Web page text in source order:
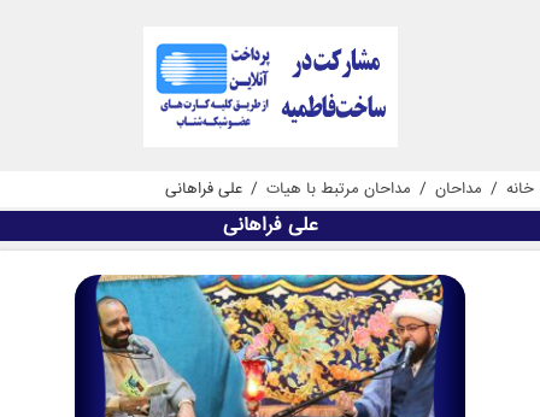
خانه / مداحان / مداحان مرتبط با هیات / علی فراهانی
علی فراهانی